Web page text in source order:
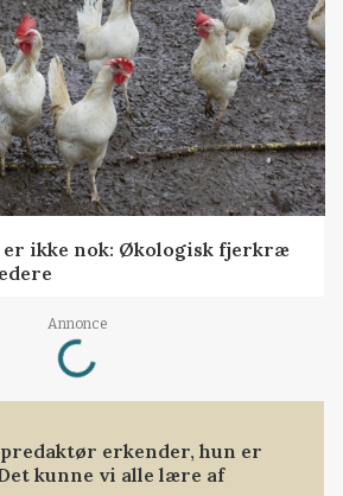
ikke nok: Økologisk fjerkræ
Annonce
Loading...
erkender, hun er
kunne vi alle lære af